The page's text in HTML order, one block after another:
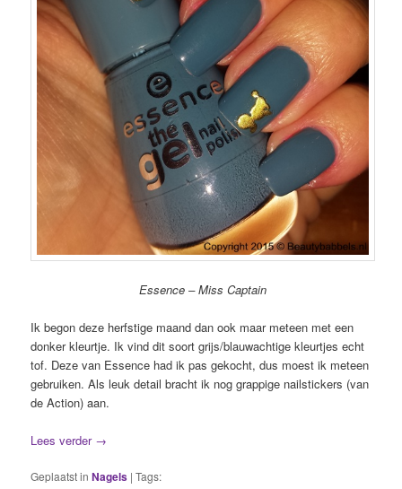
Essence – Miss Captain
Ik begon deze herfstige maand dan ook maar meteen met een
donker kleurtje. Ik vind dit soort grijs/blauwachtige kleurtjes echt
tof. Deze van Essence had ik pas gekocht, dus moest ik meteen
gebruiken. Als leuk detail bracht ik nog grappige nailstickers (van
de Action) aan.
Lees verder →
Geplaatst in Nagels |Tags: